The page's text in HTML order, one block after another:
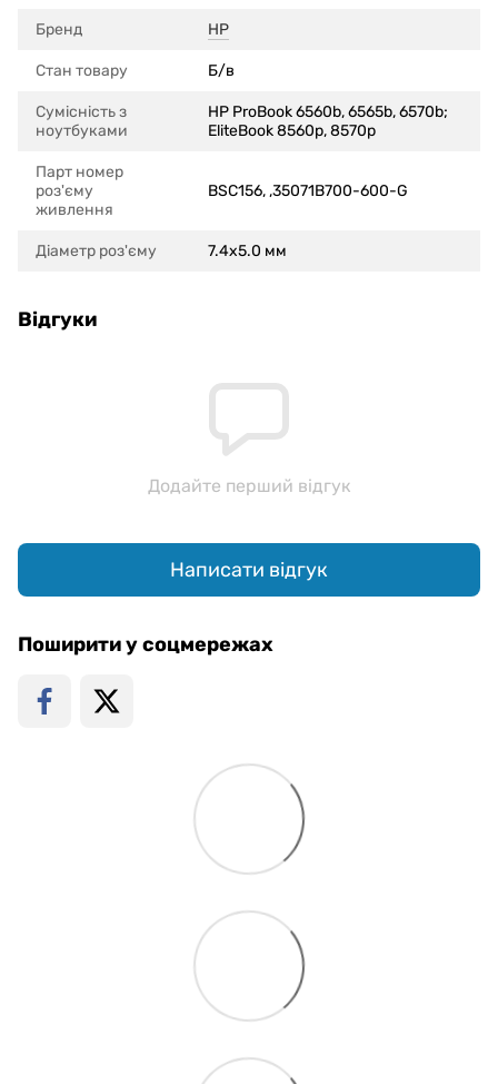
Бренд HP
Стан товару Б/в
Сумісність з
ноутбуками
HP ProBook 6560b, 6565b, 6570b;
EliteBook 8560p, 8570p
Парт номер
роз'єму
живлення
BSC156, ,35071B700-600-G
Діаметр роз'єму 7.4x5.0 мм
Відгуки
Додайте перший відгук
Написати відгук
Поширити у соцмережах